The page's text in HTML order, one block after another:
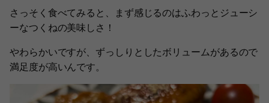
さっそく食べてみると、まず感じるのはふわっとジューシ
ーなつくねの美味しさ！
やわらかいですが、ずっしりとしたボリュームがあるので
満足度が高いんです。